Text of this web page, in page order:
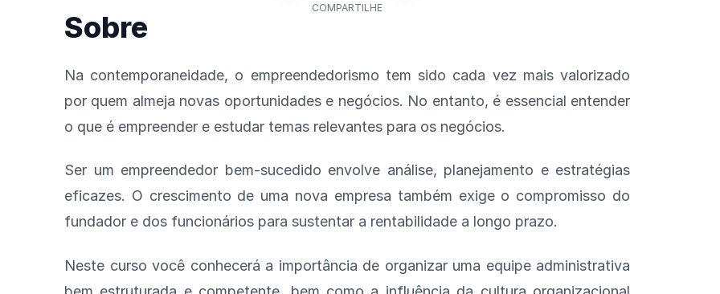
COMPARTILHE
Sobre
Na contemporaneidade, o empreendedorismo tem sido cada vez mais valorizado
por quem almeja novas oportunidades e negócios. No entanto, é essencial entender
o que é empreender e estudar temas relevantes para os negócios.
Ser um empreendedor bem-sucedido envolve análise, planejamento e estratégias
eficazes. O crescimento de uma nova empresa também exige o compromisso do
fundador e dos funcionários para sustentar a rentabilidade a longo prazo.
Neste curso você conhecerá a importância de organizar uma equipe administrativa